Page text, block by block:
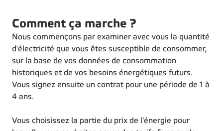
Comment ça marche ?
Nous commençons par examiner avec vous la quantité
d'électricité que vous êtes susceptible de consommer,
sur la base de vos données de consommation
historiques et de vos besoins énergétiques futurs.
Vous signez ensuite un contrat pour une période de 1 à
4 ans.
Vous choisissez la partie du prix de l'énergie pour